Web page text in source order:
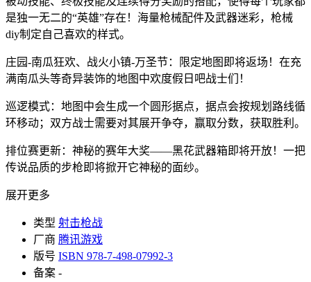
是独一无二的“英雄”存在！海量枪械配件及武器迷彩，枪械
diy制定自己喜欢的样式。
庄园-南瓜狂欢、战火小镇-万圣节：限定地图即将返场！在充
满南瓜头等奇异装饰的地图中欢度假日吧战士们！
巡逻模式：地图中会生成一个圆形据点，据点会按规划路线循
环移动；双方战士需要对其展开争夺，赢取分数，获取胜利。
排位赛更新：神秘的赛年大奖——黑花武器箱即将开放！一把
传说品质的步枪即将掀开它神秘的面纱。
展开更多
类型 射击枪战
厂商 腾讯游戏
版号 ISBN 978-7-498-07992-3
备案 -